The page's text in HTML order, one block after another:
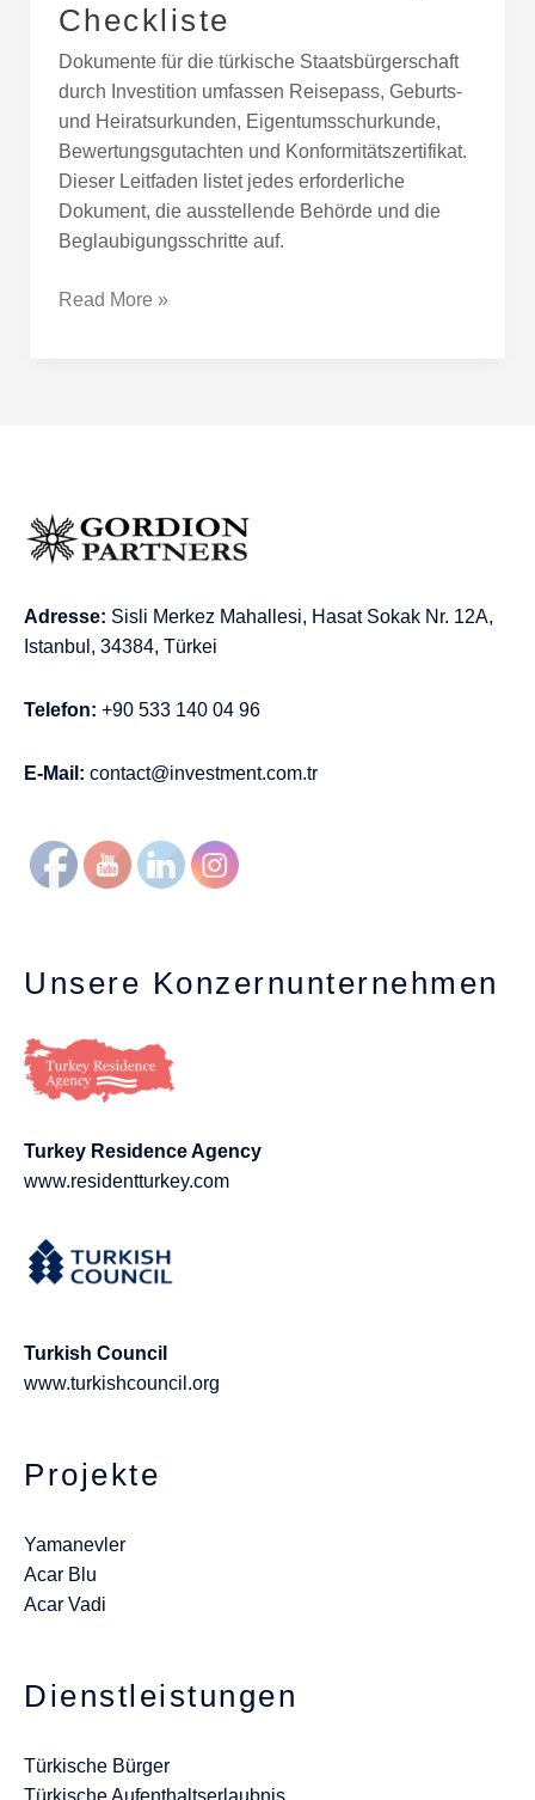
Checkliste
Dokumente für die türkische Staatsbürgerschaft
durch Investition umfassen Reisepass, Geburts-
und Heiratsurkunden, Eigentumsschurkunde,
Bewertungsgutachten und Konformitätszertifikat.
Dieser Leitfaden listet jedes erforderliche
Dokument, die ausstellende Behörde und die
Beglaubigungsschritte auf.
Read More »
Adresse: Sisli Merkez Mahallesi, Hasat Sokak Nr. 12A,
Istanbul, 34384, Türkei
Telefon: +90 533 140 04 96
E-Mail: contact@investment.com.tr
Unsere Konzernunternehmen
Turkey Residence Agency
www.residentturkey.com
Turkish Council
www.turkishcouncil.org
Projekte
Yamanevler
Acar Blu
Acar Vadi
Dienstleistungen
Türkische Bürger
Türkische Aufenthaltserlaubnis